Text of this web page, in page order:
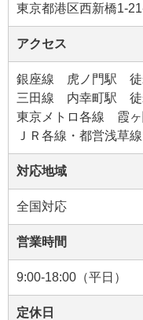
東京都港区西新橋
アクセス
銀座線 虎ノ門駅 徒
三田線 内幸町駅 徒
東京メトロ各線 霞
ＪＲ各線・都営浅
対応地域
全国対応
営業時間
9:00-18:00（平日）
定休日